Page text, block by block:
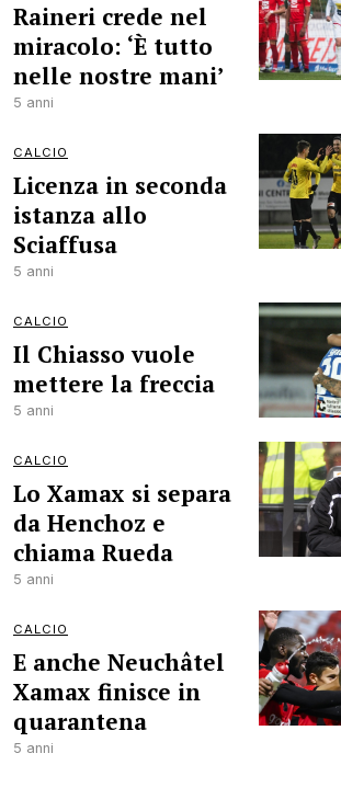
Raineri crede nel
miracolo: ‘È tutto
nelle nostre mani’
5 anni
CALCIO
Licenza in seconda
istanza allo
Sciaffusa
5 anni
CALCIO
Il Chiasso vuole
mettere la freccia
5 anni
CALCIO
Lo Xamax si separa
da Henchoz e
chiama Rueda
5 anni
CALCIO
E anche Neuchâtel
Xamax finisce in
quarantena
5 anni